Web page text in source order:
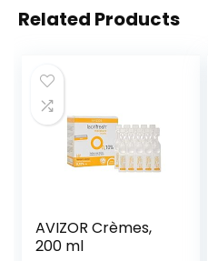
Related Products
AVIZOR Crèmes,
200 ml